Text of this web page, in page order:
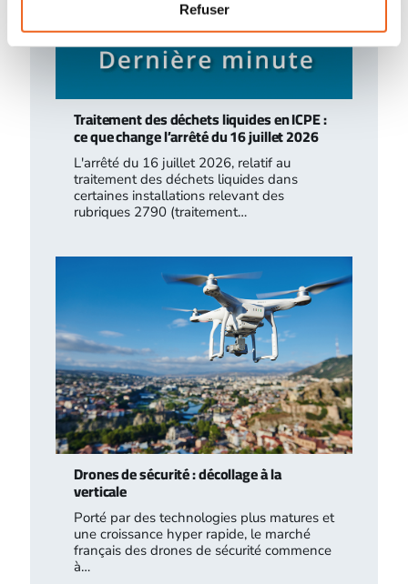
Refuser
Traitement des déchets liquides en ICPE :
ce que change l’arrêté du 16 juillet 2026
L'arrêté du 16 juillet 2026, relatif au
traitement des déchets liquides dans
certaines installations relevant des
rubriques 2790 (traitement…
Drones de sécurité : décollage à la
verticale
Porté par des technologies plus matures et
une croissance hyper rapide, le marché
français des drones de sécurité commence
à…